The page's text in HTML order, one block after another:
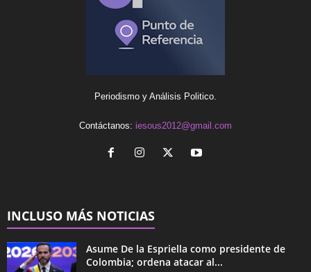
Periodismo y Análisis Politico.
Contáctanos: iesous2012@gmail.com
INCLUSO MÁS NOTICIAS
Asume De la Espriella como presidente de
Colombia; ordena atacar al...